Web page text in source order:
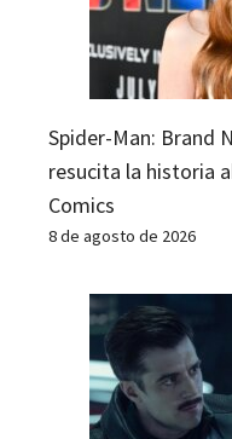
Spider-Man: Brand
resucita la historia
Comics
8 de agosto de 2026